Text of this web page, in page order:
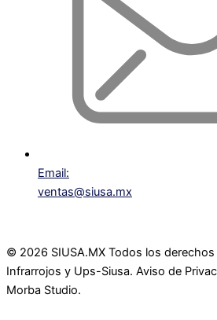
Email:
ventas@siusa.mx
© 2026 SIUSA.MX Todos los
Infrarrojos y Ups-Siusa. Aviso de
Morba Studio.